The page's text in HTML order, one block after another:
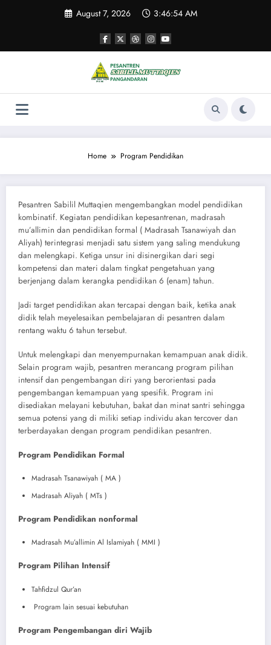
August 7, 2026 3:46:55 AM
Home Program Pendidikan
Pesantren Sabilil Muttaqien mengembangkan model pendidikan
kombinatif. Kegiatan pendidikan kepesantrenan, madrasah
mu’allimin dan pendidikan formal ( Madrasah Tsanawiyah dan
Aliyah) terintegrasi menjadi satu sistem yang saling mendukung
dan melengkapi. Ketiga unsur ini disinergikan dari segi
kompetensi dan materi dalam tingkat pengetahuan yang
berjenjang dalam kerangka pendidikan 6 (enam) tahun.
Jadi target pendidikan akan tercapai dengan baik, ketika anak
didik telah meyelesaikan pembelajaran di pesantren dalam
rentang waktu 6 tahun tersebut.
Untuk melengkapi dan menyempurnakan kemampuan anak didik.
Selain program wajib, pesantren merancang program pilihan
intensif dan pengembangan diri yang berorientasi pada
pengembangan kemampuan yang spesifik. Program ini
disediakan melayani kebutuhan, bakat dan minat santri sehingga
semua potensi yang di miliki setiap individu akan tercover dan
terberdayakan dengan program pendidikan pesantren.
Program Pendidikan Formal
Madrasah Tsanawiyah ( MA )
Madrasah Aliyah ( MTs )
Program Pendidikan nonformal
Madrasah Mu’allimin Al Islamiyah ( MMI )
Program Pilihan Intensif
Tahfidzul Qur’an
Program lain sesuai kebutuhan
Program Pengembangan diri Wajib